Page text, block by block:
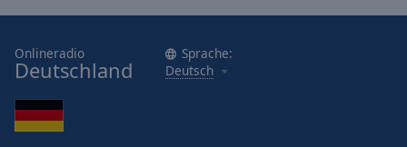
Onlineradio
Deutschland
Sprache:
Deutsch